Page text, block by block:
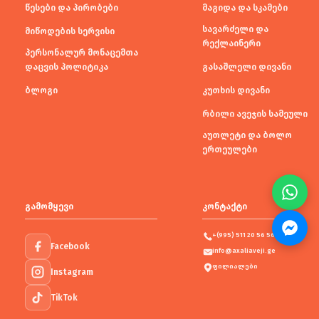
წესები და პირობები
მიწოდების სერვისი
პერსონალურ მონაცემთა
დაცვის პოლიტიკა
ბლოგი
მაგიდა და სკამები
სავარძელი და
რექლაინერი
გასაშლელი დივანი
კუთხის დივანი
რბილი ავეჯის სამეული
აუთლეტი და ბოლო
ერთეულები
გამომყევი
Facebook
Instagram
TikTok
კონტაქტი
+(995) 511 20 56 56
info@axaliaveji.ge
ფილიალები